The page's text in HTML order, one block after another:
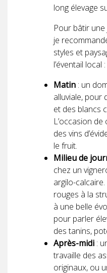
long élevage
Pour bâtir
je
styles et
l’éventail local :
Matin : un
alluviale, pour
et des blancs
L’occasion
des vins
le fruit.
Milieu de
chez un
argilo-
rouges à la
à une belle
pour parler
des tanins,
Après-midi :
travaille des
originaux, ou